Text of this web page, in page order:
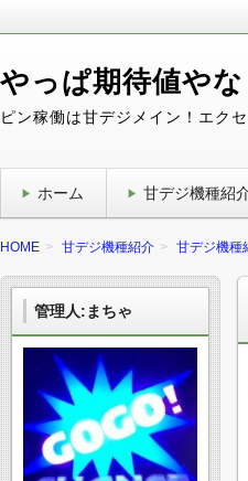
やっぱ期待値やな
ピン稼働は甘デジメイン！エク
ホーム 甘デジ機種紹
HOME 甘デジ機種紹介 甘デジ機種
管理人:まちゃ